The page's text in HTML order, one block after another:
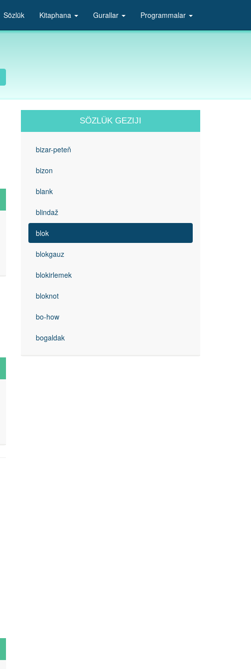
Sözlük Kitaphana Gurallar Programmalar
SÖZLÜK GEZIJI
bizar-peteň
bizon
blank
blindaž
blok
blokgauz
blokirlemek
bloknot
bo-how
bogaldak